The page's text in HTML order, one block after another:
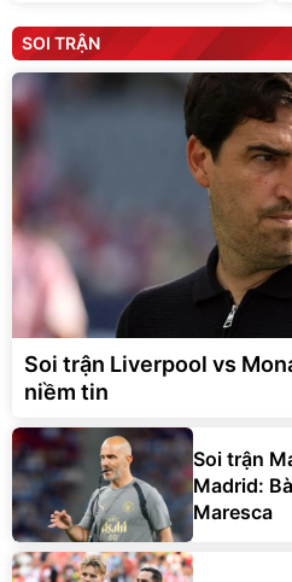
SOI TRẬN
Soi trận Liverpool vs
niềm tin
Soi trận
Madrid:
Maresca